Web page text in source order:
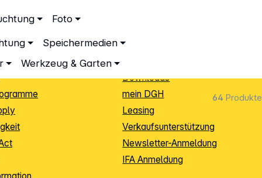
Foto
Speichermedien
Werkzeug & Garten
64 Produkte
Sendungsverfolgung
Downloads
mein DGH
Leasing
Verkaufsunterstützung
Newsletter-Anmeldung
IFA Anmeldung